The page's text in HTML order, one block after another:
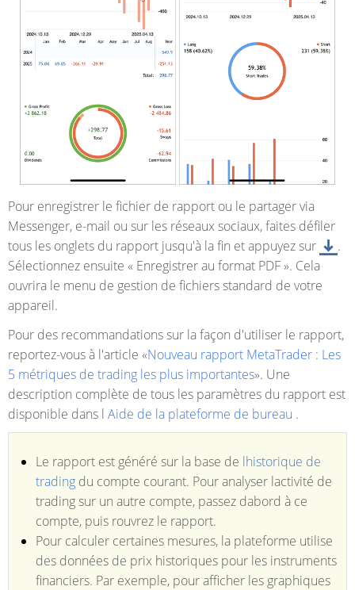
Pour enregistrer le fichier de rapport ou le partager via
Messenger, e-mail ou sur les réseaux sociaux, faites défiler
tous les onglets du rapport jusqu'à la fin et appuyez sur
.
Sélectionnez ensuite « Enregistrer au format PDF ». Cela
ouvrira le menu de gestion de fichiers standard de votre
appareil.
Pour des recommandations sur la façon d'utiliser le rapport,
reportez-vous à l'article «Nouveau rapport MetaTrader : Les
5 métriques de trading les plus importantes». Une
description complète de tous les paramètres du rapport est
disponible dans l Aide de la plateforme de bureau .
Le rapport est généré sur la base de lhistorique de
trading du compte courant. Pour analyser lactivité de
trading sur un autre compte, passez dabord à ce
compte, puis rouvrez le rapport.
Pour calculer certaines mesures, la plateforme utilise
des données de prix historiques pour les instruments
financiers. Par exemple, pour afficher les graphiques